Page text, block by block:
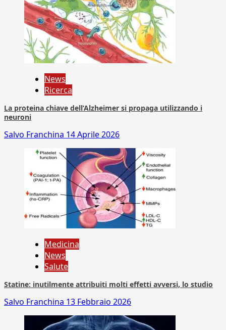
News
Ricerca
La proteina chiave dell’Alzheimer si propaga utilizzando i
neuroni
Salvo Franchina 14 Aprile 2026
Medicina
News
Salute
Statine: inutilmente attribuiti molti effetti avversi, lo studio
Salvo Franchina 13 Febbraio 2026